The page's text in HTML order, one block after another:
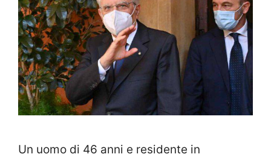
Un uomo di 46 anni e residente in